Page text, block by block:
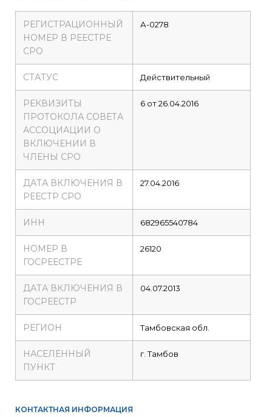
РЕГИСТРАЦИОННЫЙ
НОМЕР В РЕЕСТРЕ
СРО
А-0278
СТАТУС Действительный
РЕКВИЗИТЫ
ПРОТОКОЛА СОВЕТА
АССОЦИАЦИИ О
ВКЛЮЧЕНИИ В
ЧЛЕНЫ СРО
6 от 26.04.2016
ДАТА ВКЛЮЧЕНИЯ В
РЕЕСТР СРО
27.04.2016
ИНН 682965540784
НОМЕР В
ГОСРЕЕСТРЕ
26120
ДАТА ВКЛЮЧЕНИЯ В
ГОСРЕЕСТР
04.07.2013
РЕГИОН Тамбовская обл.
НАСЕЛЕННЫЙ
ПУНКТ
г. Тамбов
КОНТАКТНАЯ ИНФОРМАЦИЯ